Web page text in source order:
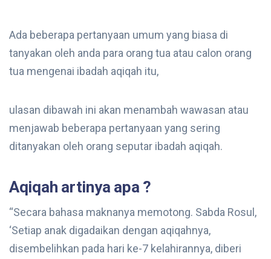
Ada beberapa pertanyaan umum yang biasa di
tanyakan oleh anda para orang tua atau calon orang
tua mengenai ibadah aqiqah itu,
ulasan dibawah ini akan menambah wawasan atau
menjawab beberapa pertanyaan yang sering
ditanyakan oleh orang seputar ibadah aqiqah.
Aqiqah artinya apa ?
“Secara bahasa maknanya memotong. Sabda Rosul,
‘Setiap anak digadaikan dengan aqiqahnya,
disembelihkan pada hari ke-7 kelahirannya, diberi